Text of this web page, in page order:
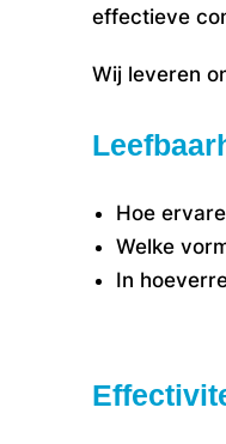
effectieve
Wij leveren
Hoe
Welke
In